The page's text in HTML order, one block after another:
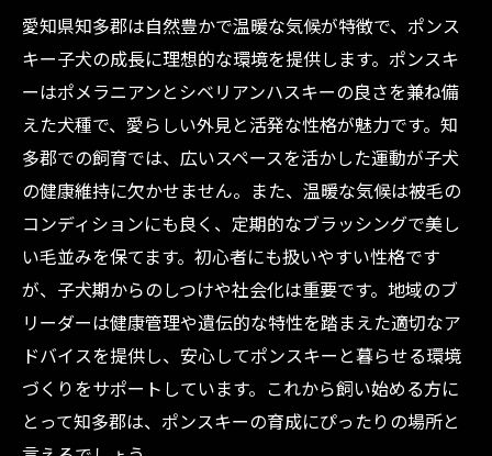
愛知県知多郡は自然豊かで温暖な気候が特徴で、ポンス
キー子犬の成長に理想的な環境を提供します。ポンスキ
ーはポメラニアンとシベリアンハスキーの良さを兼ね備
えた犬種で、愛らしい外見と活発な性格が魅力です。知
多郡での飼育では、広いスペースを活かした運動が子犬
の健康維持に欠かせません。また、温暖な気候は被毛の
コンディションにも良く、定期的なブラッシングで美し
い毛並みを保てます。初心者にも扱いやすい性格です
が、子犬期からのしつけや社会化は重要です。地域のブ
リーダーは健康管理や遺伝的な特性を踏まえた適切なア
ドバイスを提供し、安心してポンスキーと暮らせる環境
づくりをサポートしています。これから飼い始める方に
とって知多郡は、ポンスキーの育成にぴったりの場所と